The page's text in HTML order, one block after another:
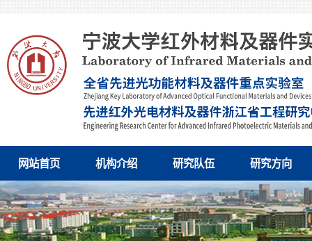
网站首页 机构介绍 研究队伍 研究方向